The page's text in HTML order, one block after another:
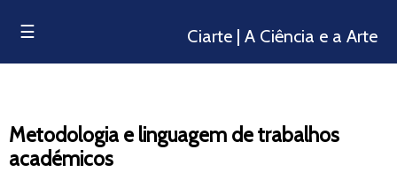
☰ Ciarte | A Ciência e a Arte
Metodologia e linguagem de trabalhos
académicos